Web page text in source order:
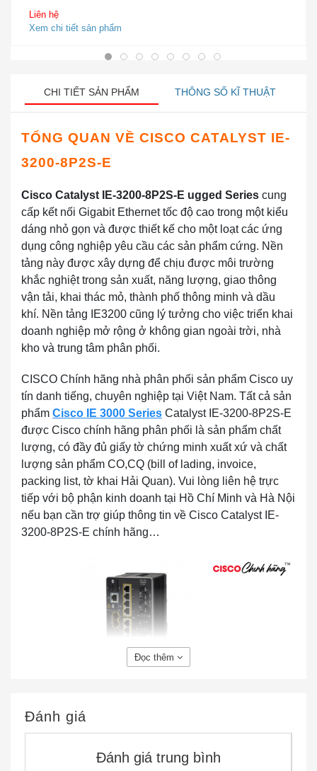
Liên hệ
Xem chi tiết sản phẩm
CHI TIẾT SẢN PHẨM THÔNG SỐ KĨ THUẬT
TỔNG QUAN VỀ CISCO CATALYST IE-
3200-8P2S-E
Cisco Catalyst IE-3200-8P2S-E ugged Series cung
cấp kết nối Gigabit Ethernet tốc độ cao trong một kiểu
dáng nhỏ gọn và được thiết kế cho một loạt các ứng
dụng công nghiệp yêu cầu các sản phẩm cứng. Nền
tảng này được xây dựng để chịu được môi trường
khắc nghiệt trong sản xuất, năng lượng, giao thông
vận tải, khai thác mỏ, thành phố thông minh và dầu
khí. Nền tảng IE3200 cũng lý tưởng cho việc triển khai
doanh nghiệp mở rộng ở không gian ngoài trời, nhà
kho và trung tâm phân phối.
CISCO Chính hãng nhà phân phối sản phẩm Cisco uy
tín danh tiếng, chuyên nghiệp tại Việt Nam. Tất cả sản
phẩm Cisco IE 3000 Series Catalyst IE-3200-8P2S-E
được Cisco chính hãng phân phối là sản phẩm chất
lượng, có đầy đủ giấy tờ chứng minh xuất xứ và chất
lượng sản phẩm CO,CQ (bill of lading, invoice,
packing list, tờ khai Hải Quan). Vui lòng liên hệ trực
tiếp với bộ phận kinh doanh tại Hồ Chí Minh và Hà Nội
nếu bạn cần trợ giúp thông tin về Cisco Catalyst IE-
3200-8P2S-E chính hãng…
Tính năng và lợi ích IE-3200-8P2S-E
Lợi ích
Đọc thêm
Đánh giá
Đánh giá trung bình